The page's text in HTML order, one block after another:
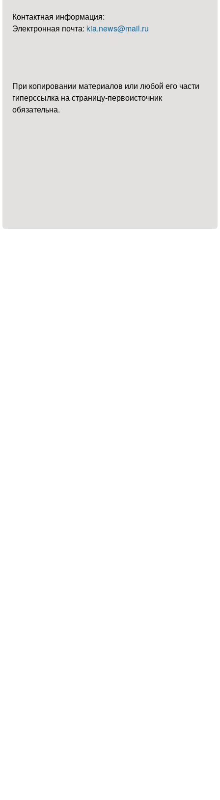
Контактная информация:
Электронная почта: kia.news@mail.ru
При копировании материалов или любой его части
гиперссылка на страницу-первоисточник
обязательна.